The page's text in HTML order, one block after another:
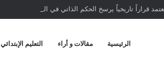
قراراً تاريخياً يرسخ الحكم الذاتي في الصحراء المغربية
الرئيسية مقالات و أراء التعليم الإبتدائي